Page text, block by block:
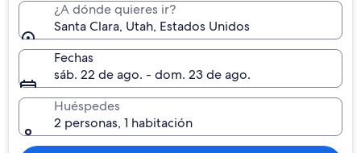
¿A dónde quieres ir?
Santa Clara, Utah, Estados Unidos
Fechas
sáb. 22 de ago. - dom. 23 de ago.
Huéspedes
2 personas, 1 habitación